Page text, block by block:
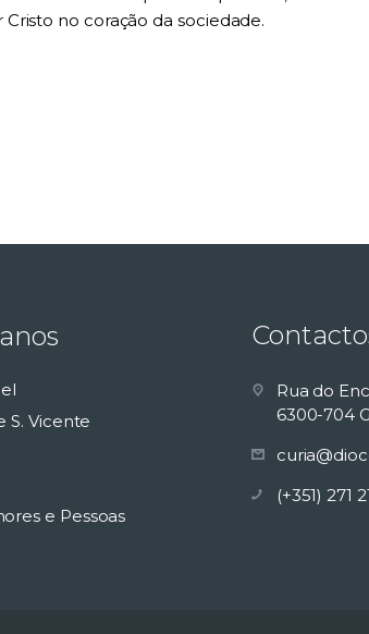
no coração da sociedade.
S. Vicente
e Pessoas
Rua do
6300-704
(+351) 271